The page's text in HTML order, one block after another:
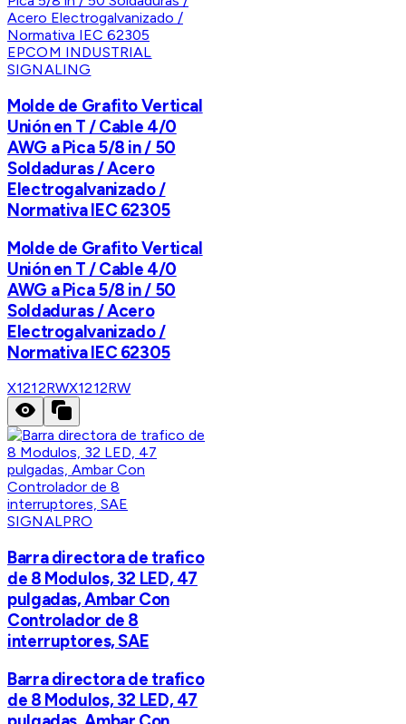
EPCOM INDUSTRIAL
SIGNALING
Molde de Grafito Vertical
Unión en T / Cable 4/0
AWG a Pica 5/8 in / 50
Soldaduras / Acero
Electrogalvanizado /
Normativa IEC 62305
Molde de Grafito Vertical
Unión en T / Cable 4/0
AWG a Pica 5/8 in / 50
Soldaduras / Acero
Electrogalvanizado /
Normativa IEC 62305
X1212RWX1212RW
SIGNALPRO
Barra directora de trafico
de 8 Modulos, 32 LED, 47
pulgadas, Ambar Con
Controlador de 8
interruptores, SAE
Barra directora de trafico
de 8 Modulos, 32 LED, 47